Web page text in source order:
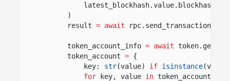
latest_blockhash.value.blockhash,
)
result = await
token_account_info = await
token_account = {
key:
str(value) if isinstance
for
key, value in